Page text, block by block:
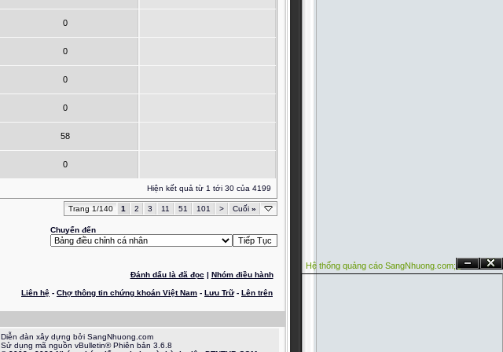
0
0
0
0
58
0
Hiện kết quả từ 1 tới 30 của 4199
Trang 1/140 1 2 3 11 51 101 > Cuối »
Chuyển đến
Ẩn Đóng
Hệ thống quảng cáo SangNhuong.com;
Đánh dấu là đã đọc | Nhóm điều hành
Liên hệ - Chợ thông tin chứng khoán Việt Nam - Lưu Trữ- Lên trên
Diễn đàn xây dựng bởi SangNhuong.com
Sử dụng mã nguồn vBulletin® Phiên bản 3.6.8